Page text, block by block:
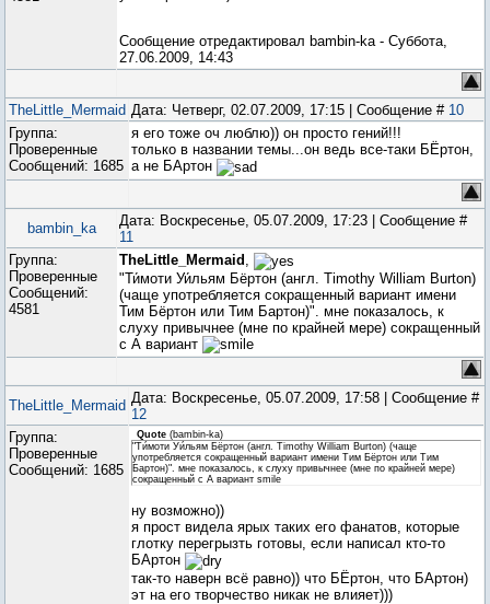
Сообщение отредактировал bambin-ka- Суббота,
27.06.2009, 14:43
TheLittle_Mermaid Дата: Четверг, 02.07.2009, 17:15 | Сообщение # 10
Группа:
Проверенные
Сообщений: 1685
я его тоже оч люблю)) он просто гений!!!
только в названии темы...он ведь все-таки БЁртон,
а не БАртон
bambin_ka
Дата: Воскресенье, 05.07.2009, 17:23 | Сообщение #
11
Группа:
Проверенные
Сообщений:
4581
TheLittle_Mermaid ,
"Ти́моти Уи́льям Бёртон (англ. Timothy William Burton)
(чаще употребляется сокращенный вариант имени
Тим Бёртон или Тим Бартон)". мне показалось, к
слуху привычнее (мне по крайней мере) сокращенный
с А вариант
TheLittle_Mermaid Дата: Воскресенье, 05.07.2009, 17:58 | Сообщение #
12
Группа:
Проверенные
Сообщений: 1685
Quote (bambin-ka)
"Ти́моти Уи́льям Бёртон (англ. Timothy William Burton) (чаще
употребляется сокращенный вариант имени Тим Бёртон или Тим
Бартон)". мне показалось, к слуху привычнее (мне по крайней мере)
сокращенный с А вариант smile
ну возможно))
я прост видела ярых таких его фанатов, которые
глотку перегрызть готовы, если написал кто-то
БАртон
так-то наверн всё равно)) что БЁртон, что БАртон)
эт на его творчество никак не влияет)))